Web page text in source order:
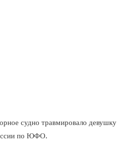
моторное судно
пресс-служба УТ МВД